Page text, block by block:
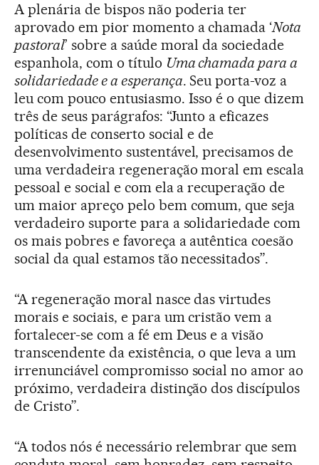
A plenária de bispos não poderia ter
aprovado em pior momento a chamada ‘Nota
pastoral’ sobre a saúde moral da sociedade
espanhola, com o título Uma chamada para a
solidariedade e a esperança. Seu porta-voz a
leu com pouco entusiasmo. Isso é o que dizem
três de seus parágrafos: “Junto a eficazes
políticas de conserto social e de
desenvolvimento sustentável, precisamos de
uma verdadeira regeneração moral em escala
pessoal e social e com ela a recuperação de
um maior apreço pelo bem comum, que seja
verdadeiro suporte para a solidariedade com
os mais pobres e favoreça a autêntica coesão
social da qual estamos tão necessitados”.
“A regeneração moral nasce das virtudes
morais e sociais, e para um cristão vem a
fortalecer-se com a fé em Deus e a visão
transcendente da existência, o que leva a um
irrenunciável compromisso social no amor ao
próximo, verdadeira distinção dos discípulos
de Cristo”.
“A todos nós é necessário relembrar que sem